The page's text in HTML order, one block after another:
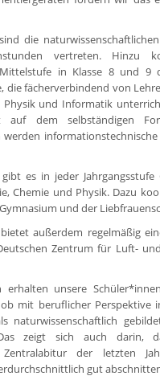
die
vertreten. Hinzu
in Klasse 8 und 9
die fächerverbindend von
Physik und Informatik
auf dem selbständigen
informationstechnische
es in jeder Jahrgangsstufe
Chemie und Physik. Dazu
und der
außerdem regelmäßig
Zentrum für Luft-
erhalten unsere
mit beruflicher Perspektive
naturwissenschaftlich
zeigt sich auch darin,
der letzten
gut